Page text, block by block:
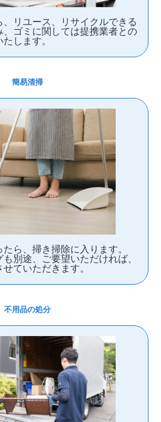
リユース、リサイクルできる
、ゴミに関しては提携業者との
します。
簡易清掃
ら、掃き掃除に入ります。
別途、ご要望いただければ、
ていただきます。
不用品の処分